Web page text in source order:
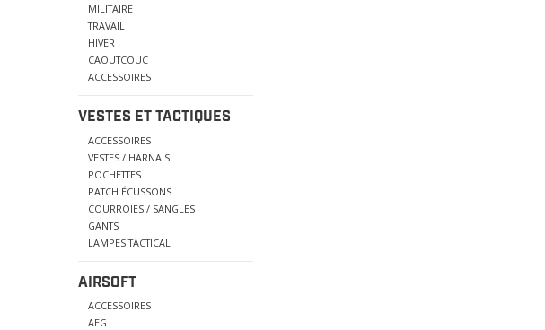
MILITAIRE
TRAVAIL
HIVER
CAOUTCOUC
ACCESSOIRES
VESTES ET TACTIQUES
ACCESSOIRES
VESTES / HARNAIS
POCHETTES
PATCH ÉCUSSONS
COURROIES / SANGLES
GANTS
LAMPES TACTICAL
AIRSOFT
ACCESSOIRES
AEG